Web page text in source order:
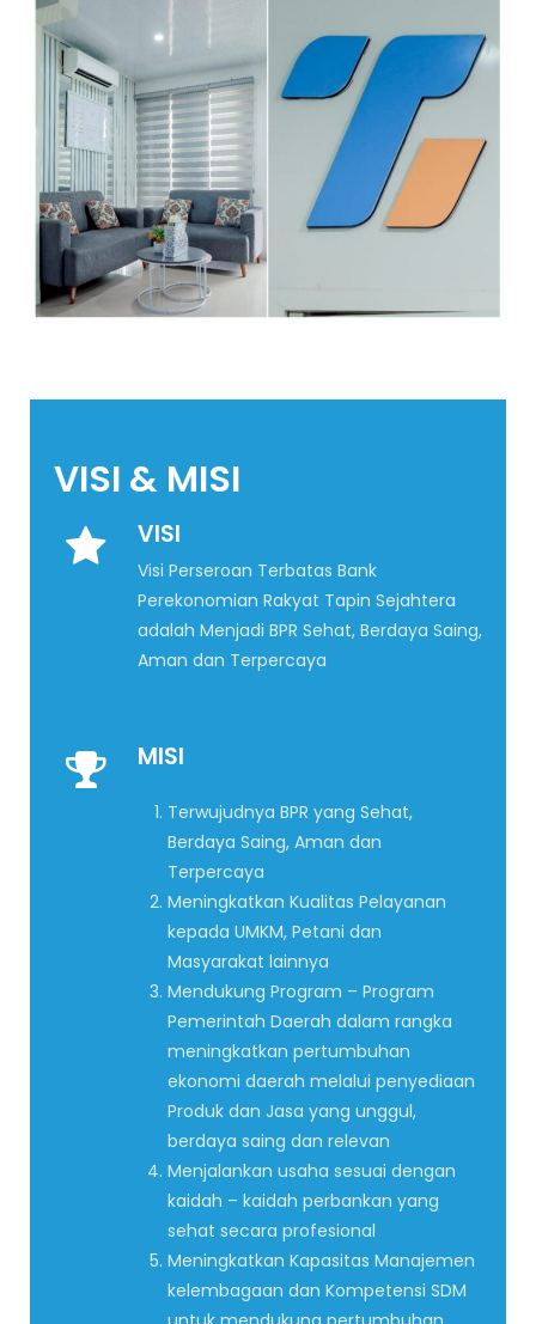
VISI & MISI
VISI
Visi Perseroan Terbatas Bank
Perekonomian Rakyat Tapin Sejahtera
adalah Menjadi BPR Sehat, Berdaya Saing,
Aman dan Terpercaya
MISI
Terwujudnya BPR yang Sehat,
Berdaya Saing, Aman dan
Terpercaya
Meningkatkan Kualitas Pelayanan
kepada UMKM, Petani dan
Masyarakat lainnya
Mendukung Program – Program
Pemerintah Daerah dalam rangka
meningkatkan pertumbuhan
ekonomi daerah melalui penyediaan
Produk dan Jasa yang unggul,
berdaya saing dan relevan
Menjalankan usaha sesuai dengan
kaidah – kaidah perbankan yang
sehat secara profesional
Meningkatkan Kapasitas Manajemen
kelembagaan dan Kompetensi SDM